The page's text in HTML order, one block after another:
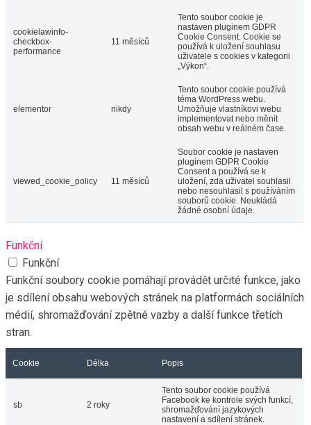
cookielawinfo-
checkbox-
performance
11 měsíců
Tento soubor cookie je
nastaven pluginem GDPR
Cookie Consent. Cookie se
používá k uložení souhlasu
uživatele s cookies v kategorii
„Výkon“.
elementor nikdy
Tento soubor cookie používá
téma WordPress webu.
Umožňuje vlastníkovi webu
implementovat nebo měnit
obsah webu v reálném čase.
viewed_cookie_policy 11 měsíců
Soubor cookie je nastaven
pluginem GDPR Cookie
Consent a používá se k
uložení, zda uživatel souhlasil
nebo nesouhlasil s používáním
souborů cookie. Neukládá
žádné osobní údaje.
Funkční
Funkční
Funkční soubory cookie pomáhají provádět určité funkce, jako
je sdílení obsahu webových stránek na platformách sociálních
médií, shromažďování zpětné vazby a další funkce třetích
stran.
Cookie Délka Popis
sb 2 roky
Tento soubor cookie používá
Facebook ke kontrole svých funkcí,
shromažďování jazykových
nastavení a sdílení stránek.